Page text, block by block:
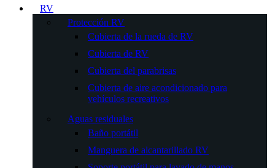
RV
Protección RV
Cubierta de la rueda de RV
Cubierta de RV
Cubierta del parabrisas
Cubierta de aire acondicionado para
vehículos recreativos
Aguas residuales
Baño portátil
Manguera de alcantarillado RV